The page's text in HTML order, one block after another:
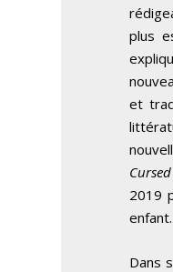
plus
et
Cursed
2019
enfant.
Dans